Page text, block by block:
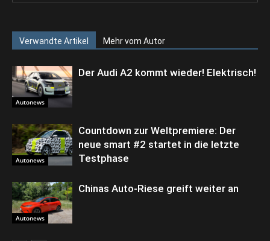
Verwandte Artikel Mehr vom Autor
Autonews
Der Audi A2 kommt wieder! Elektrisch!
Autonews
Countdown zur Weltpremiere: Der
neue smart #2 startet in die letzte
Testphase
Autonews
Chinas Auto-Riese greift weiter an